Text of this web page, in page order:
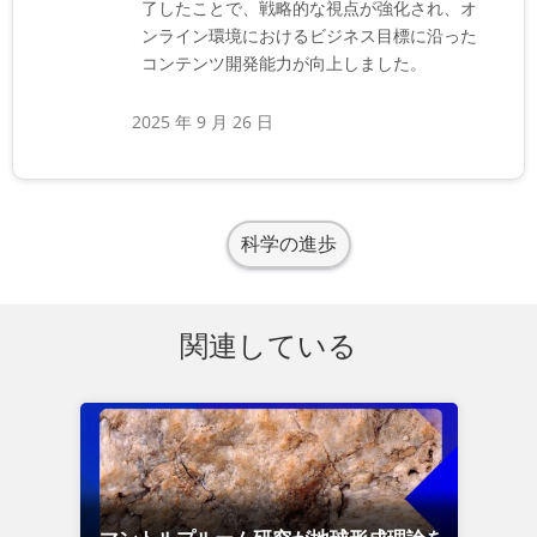
了したことで、戦略的な視点が強化され、オ
ンライン環境におけるビジネス目標に沿った
コンテンツ開発能力が向上しました。
2025 年 9 月 26 日
科学の進歩
関連している